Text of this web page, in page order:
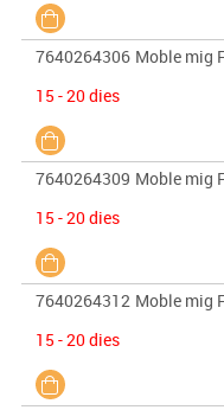
7640264306 Moble mig
15 - 20 dies
7640264309 Moble mig
15 - 20 dies
7640264312 Moble mig
15 - 20 dies